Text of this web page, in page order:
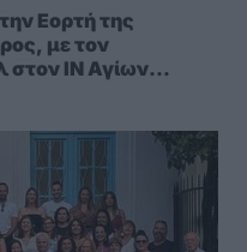
Εορτή της
με τον
ΙΝ Αγίων